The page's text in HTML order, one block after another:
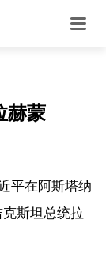
赫蒙
平在阿斯塔纳
斯坦总统拉